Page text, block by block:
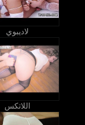
لاديبوي
اللاتكس